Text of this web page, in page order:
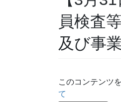
員検査
及び事
このコンテンツ
て